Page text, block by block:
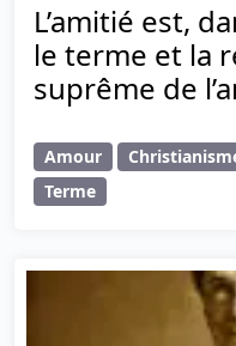
L’amitié est,
le terme et la
suprême de
Amour
Terme